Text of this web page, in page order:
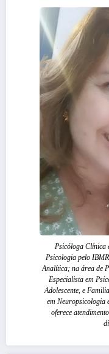
Psicóloga Clínica
Psicologia pelo
Analítica; na área de
Especialista em
Adolescente, e
em Neuropsicologia
oferece